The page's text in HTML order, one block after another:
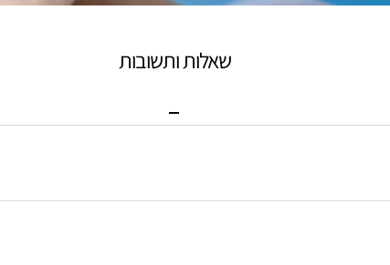
שאלות ותשובות